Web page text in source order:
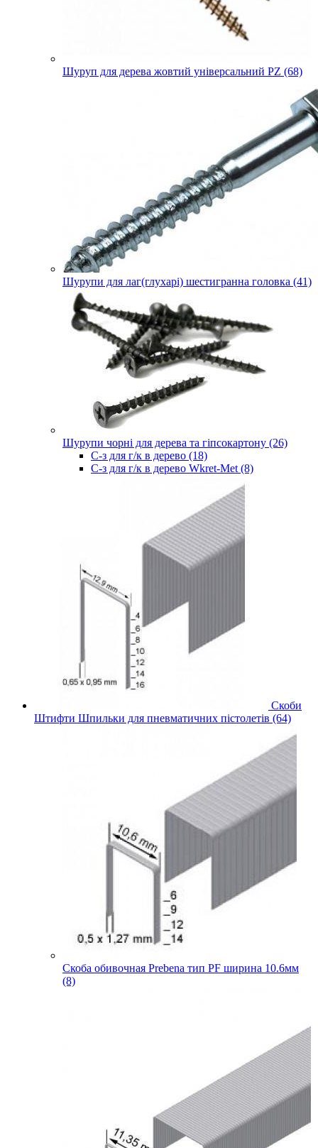
Шуруп для дерева жовтий універсальний PZ (68)
Шурупи для лаг(глухарі) шестигранна головка (41)
Шурупи чорні для дерева та гіпсокартону (26)
С-з для г/к в дерево (18)
С-з для г/к в дерево Wkret-Met (8)
Скоби
Штифти Шпильки для пневматичних пістолетів (64)
Скоба обивочная Prebena тип PF ширина 10.6мм
(8)